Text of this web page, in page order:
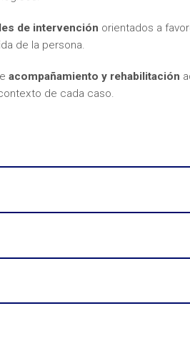
de intervención orientados a
de la persona.
acompañamiento y rehabilitación
de cada caso.